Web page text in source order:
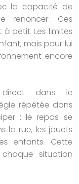
la capacité de
renoncer. Ces
petit. Les limites
mais pour lui
encore
dans le
répétée dans
: le repas se
la rue, les jouets
enfants. Cette
situation